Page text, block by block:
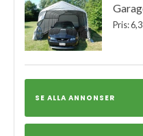
Pris:
SE ALLA ANNONSER